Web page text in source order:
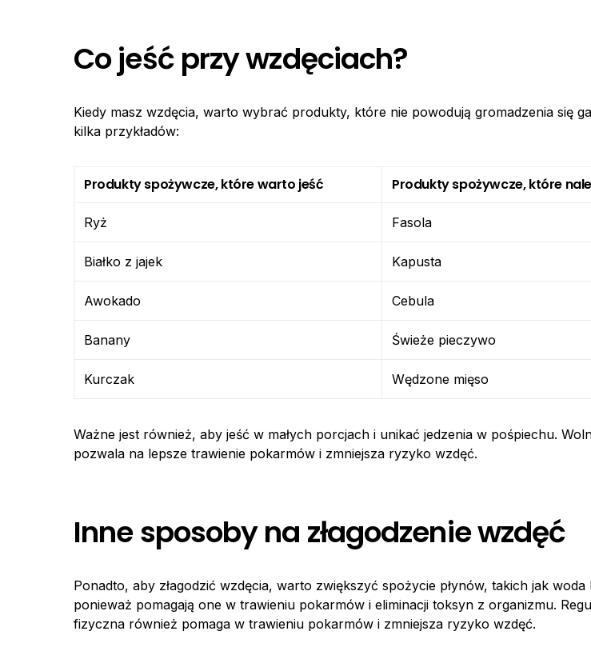
Co jeść przy wzdęciach?
Kiedy masz wzdęcia, warto wybrać produkty, które nie powodują gromadzenia się
kilka przykładów:
Produkty spożywcze, które warto jeść Produkty spożywcze, które
Ryż Fasola
Białko z jajek Kapusta
Awokado Cebula
Banany Świeże pieczywo
Kurczak Wędzone mięso
Ważne jest również, aby jeść w małych porcjach i unikać jedzenia w pośpiechu.
pozwala na lepsze trawienie pokarmów i zmniejsza ryzyko wzdęć.
Inne sposoby na złagodzenie wzdęć
Ponadto, aby złagodzić wzdęcia, warto zwiększyć spożycie płynów, takich jak
ponieważ pomagają one w trawieniu pokarmów i eliminacji toksyn z organizmu.
fizyczna również pomaga w trawieniu pokarmów i zmniejsza ryzyko wzdęć.